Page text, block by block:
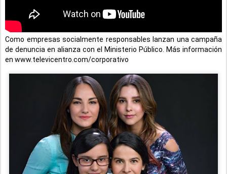
Como empresas socialmente responsables lanzan una campaña
de denuncia en alianza con el Ministerio Público. Más información
en www.televicentro.com/corporativo